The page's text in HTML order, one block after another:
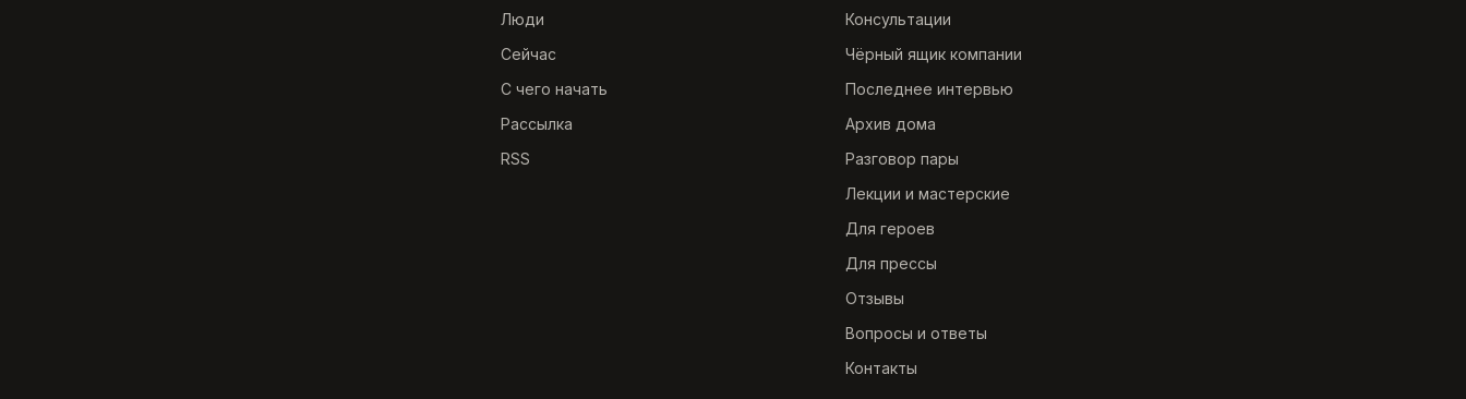
Люди
Сейчас
С чего начать
Рассылка
RSS
Консультации
Чёрный ящик компании
Последнее интервью
Архив дома
Разговор пары
Лекции и мастерские
Для героев
Для прессы
Отзывы
Вопросы и ответы
Контакты